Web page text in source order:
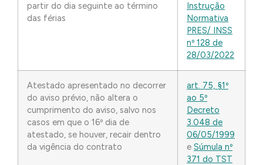
partir do dia seguinte ao término
das férias
Instrução
Normativa
PRES/ INSS
nº 128 de
28/03/2022
Atestado apresentado no decorrer
do aviso prévio, não altera o
cumprimento do aviso, salvo nos
casos em que o 16º dia de
atestado, se houver, recair dentro
da vigência do contrato
art. 75, §1º
ao 5º
Decreto
3.048 de
06/05/1999
e Súmula nº
371 do TST